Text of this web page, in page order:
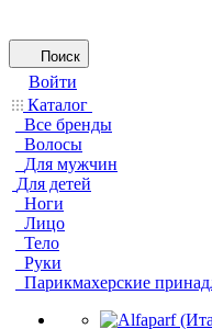
Поиск
Войти
Каталог
Все бренды
Волосы
Для мужчин
Для детей
Ноги
Лицо
Тело
Руки
Парикмахерские